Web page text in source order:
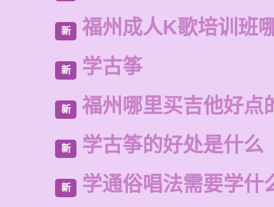
新 福州成人K歌培训班
新 学古筝
新 福州哪里买吉他好点
新 学古筝的好处是什么
新 学通俗唱法需要学什